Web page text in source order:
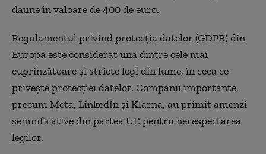
daune în valoare de 400 de euro.
Regulamentul privind protecția datelor (GDPR) din
Europa este considerat una dintre cele mai
cuprinzătoare și stricte legi din lume, în ceea ce
privește protecției datelor. Companii importante,
precum Meta, LinkedIn și Klarna, au primit amenzi
semnificative din partea UE pentru nerespectarea
legilor.